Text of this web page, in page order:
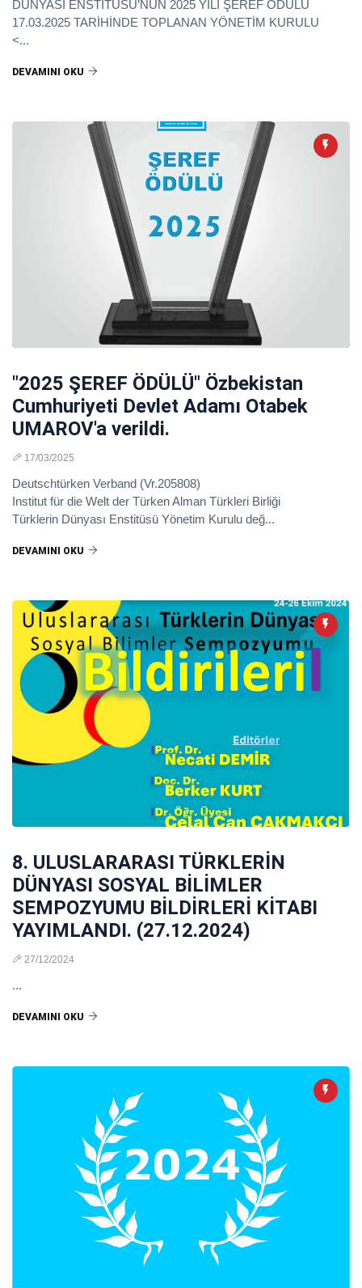
DÜNYASI ENSTİTÜSÜ’NÜN 2025 YILI ŞEREF ÖDÜLÜ
17.03.2025 TARİHİNDE TOPLANAN YÖNETİM KURULU
<...
DEVAMINI OKU
"2025 ŞEREF ÖDÜLÜ" Özbekistan
Cumhuriyeti Devlet Adamı Otabek
UMAROV'a verildi.
17/03/2025
Deutschtürken Verband (Vr.205808)
Institut für die Welt der Türken Alman Türkleri Birliği
Türklerin Dünyası Enstitüsü Yönetim Kurulu değ...
DEVAMINI OKU
8. ULUSLARARASI TÜRKLERİN
DÜNYASI SOSYAL BİLİMLER
SEMPOZYUMU BİLDİRLERİ KİTABI
YAYIMLANDI. (27.12.2024)
27/12/2024
...
DEVAMINI OKU